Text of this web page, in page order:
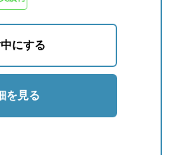
にする
を見る